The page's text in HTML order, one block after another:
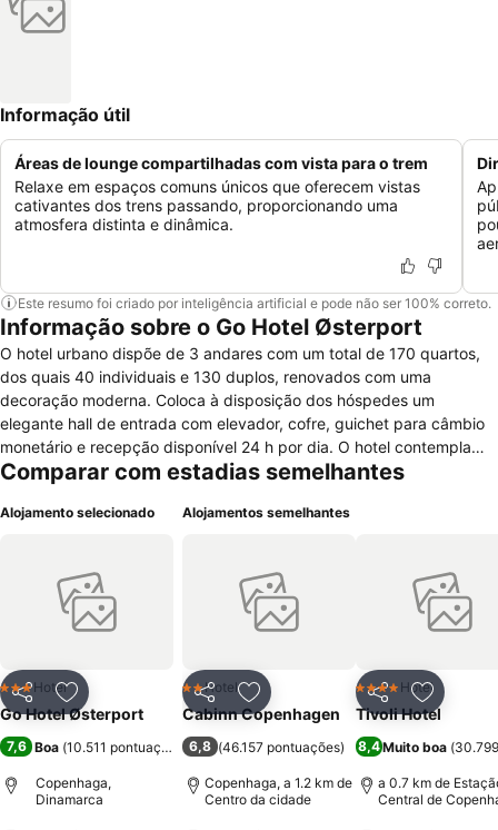
Informação útil
Áreas de lounge compartilhadas com vista para o trem
Relaxe em espaços comuns únicos que oferecem vistas
cativantes dos trens passando, proporcionando uma
atmosfera distinta e dinâmica.
Este resumo foi criado por inteligência artificial e pode não ser 100% correto.
Informação sobre o Go Hotel Østerport
O hotel urbano dispõe de 3 andares com um total de 170 quartos,
dos quais 40 individuais e 130 duplos, renovados com uma
decoração moderna. Coloca à disposição dos hóspedes um
elegante hall de entrada com elevador, cofre, guichet para câmbio
monetário e recepção disponível 24 h por dia. O hotel contempla
ainda uma um agradável lounge com televisão. Poderá também
Adicionalmente o hotel inclui uma sala de televisão, um restaurante,
Comparar com estadias semelhantes
Alojamento selecionado
PartilharAdicionar aos favoritos
3 Estrelas
Hotel
Go Hotel Østerport
7,6 Boa (10.511 pontuações)
Copenhaga,
Dinamarca
Alojamentos semelhantes
PartilharAdicionar aos favoritos
2 Estrelas
Hotel
Cabinn Copenhagen
6,8 (46.157 pontuações)
Copenhaga, a 1.2 km de
Centro da cidade
Partilhar
4 EstrelasHotel
Tivoli Hotel
8,4Muito boa (
a 0.7 km de
Central de